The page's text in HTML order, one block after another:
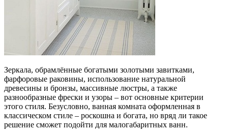
Зеркала, обрамлённые богатыми золотыми завитками,
фарфоровые раковины, использование натуральной
древесины и бронзы, массивные люстры, а также
разнообразные фрески и узоры – вот основные критерии
этого стиля. Безусловно, ванная комната оформленная в
классическом стиле – роскошна и богата, но вряд ли такое
решение сможет подойти для малогабаритных ванн.